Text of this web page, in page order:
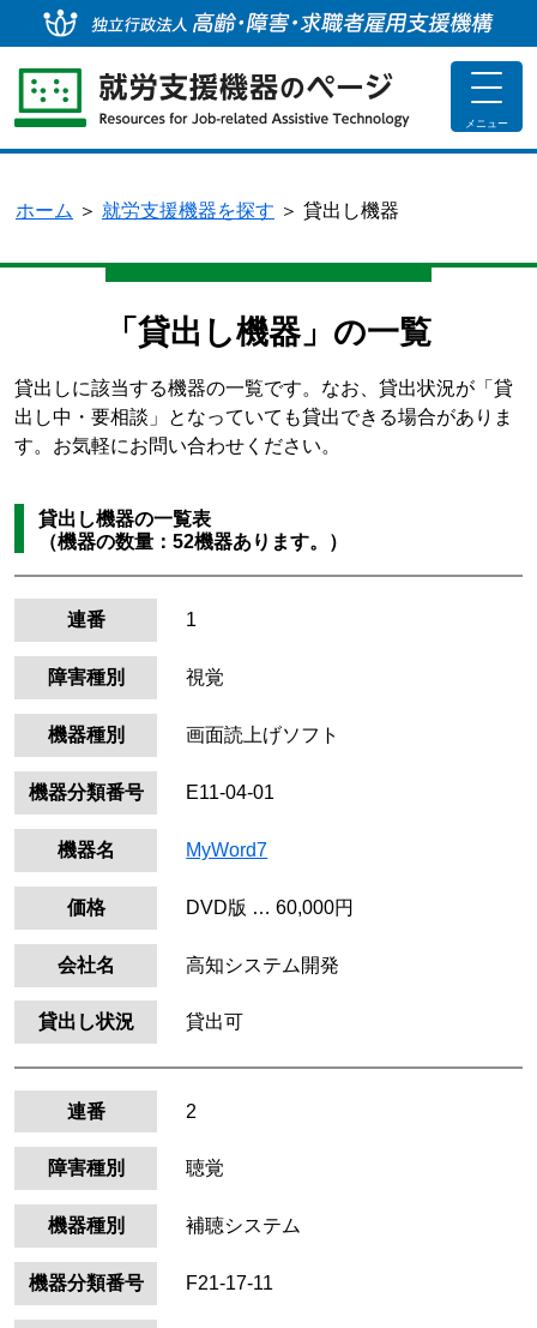
toggle
メニュー
ホーム ＞ 就労支援機器を探す ＞ 貸出し機器
「貸出し機器」の一覧
貸出しに該当する機器の一覧です。なお、貸出状況が「貸
出し中・要相談」となっていても貸出できる場合がありま
す。お気軽にお問い合わせください。
貸出し機器の一覧表
（機器の数量：52機器あります。）
連番 1
障害種別 視覚
機器種別 画面読上げソフト
機器分類番号 E11-04-01
機器名 MyWord7
価格 DVD版 … 60,000円
会社名 高知システム開発
貸出し状況 貸出可
連番 2
障害種別 聴覚
機器種別 補聴システム
機器分類番号 F21-17-11